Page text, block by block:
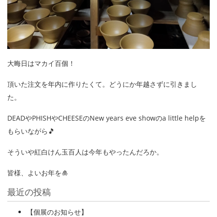
大晦日はマカイ百個！
頂いた注文を年内に作りたくて。どうにか年越さずに引きまし
た。
DEADやPHISHやCHEESEのNew years eve showのa little helpを
もらいながら🎵
そういや紅白けん玉百人は今年もやったんだろか。
皆様、よいお年を🎍
最近の投稿
【個展のお知らせ】